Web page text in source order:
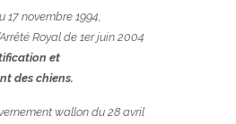
17 novembre 1994,
Royal de 1er juin 2004
et
des chiens.
wallon du 28 avril